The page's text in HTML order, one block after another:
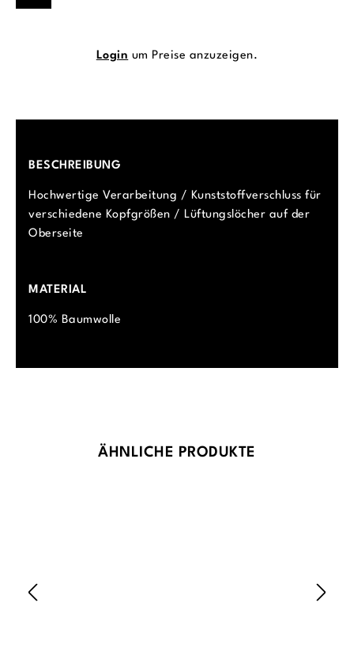
Login um Preise anzuzeigen.
BESCHREIBUNG
Hochwertige Verarbeitung / Kunststoffverschluss für
verschiedene Kopfgrößen / Lüftungslöcher auf der
Oberseite
MATERIAL
100% Baumwolle
Produktgalerie überspringen
ÄHNLICHE PRODUKTE